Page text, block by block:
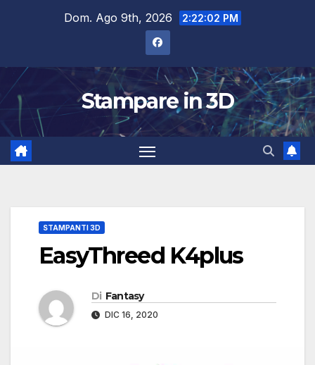
Dom. Ago 9th, 2026 2:22:03 PM
Stampare in 3D
STAMPANTI 3D
EasyThreed K4plus
Di Fantasy
DIC 16, 2020